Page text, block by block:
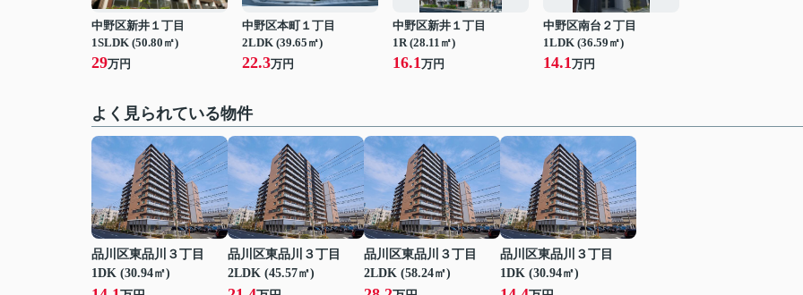
中野区新井１丁目
1SLDK (50.80㎡)
29万円
中野区本町１丁目
2LDK (39.65㎡)
22.3万円
中野区新井１丁目
1R (28.11㎡)
16.1万円
中野区南台２丁目
1LDK (36.59㎡)
14.1万円
よく見られている物件
品川区東品川３丁目
1DK (30.94㎡)
品川区東品川３丁目
2LDK (45.57㎡)
品川区東品川３丁目
2LDK (58.24㎡)
品川区東品川３丁目
1DK (30.94㎡)